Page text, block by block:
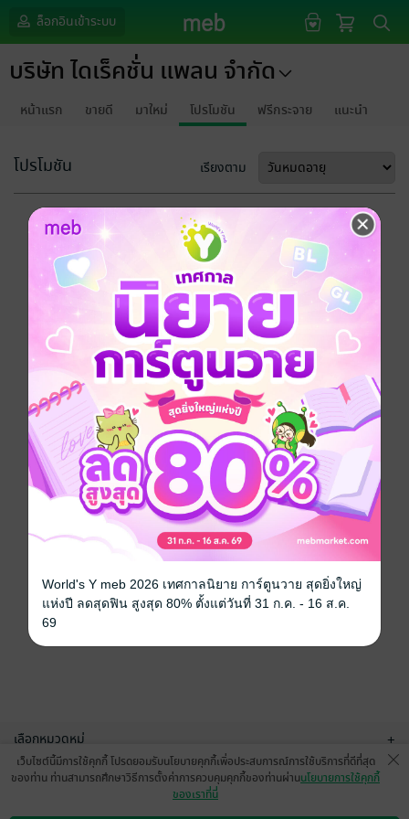
ล็อกอินเข้าระบบ
บริษัท ไดเร็คชั่น แพลน จำกัด
หน้าแรก ขายดี มาใหม่ โปรโมชัน ฟรีกระจาย แนะนำ
โปรโมชัน เรียงตาม
ขออภัยด้วยนะคะ
ไม่พบข้อมูลในหัวข้อที่คุณกำลังชมค่ะ
เลือกหมวดหมู่ +
บริการช่วยเหลือ
เว็บไซต์นี้มีการใช้คุกกี้ โปรดยอมรับนโยบายคุกกี้เพื่อประสบการณ์การใช้บริการที่ดีที่สุด
ของท่าน ท่านสามารถศึกษาวิธีการตั้งค่าการควบคุมคุกกี้ของท่านผ่านนโยบายการใช้คุกกี้
ของเราที่นี่
World's Y meb 2026 เทศกาลนิยาย การ์ตูนวาย สุดยิ่งใหญ่
แห่งปี ลดสุดฟิน สูงสุด 80% ตั้งแต่วันที่ 31 ก.ค. - 16 ส.ค.
69